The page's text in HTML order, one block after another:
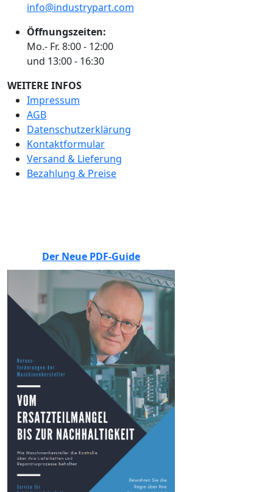
info@industrypart.com
Öffnungszeiten:
Mo.- Fr. 8:00 - 12:00
und 13:00 - 16:30
WEITERE INFOS
Impressum
AGB
Datenschutzerklärung
Kontaktformular
Versand & Lieferung
Bezahlung & Preise
Der Neue PDF-Guide